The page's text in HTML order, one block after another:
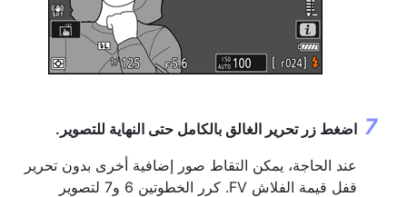
اضغط زر تحرير الغالق بالكامل حتى النهاية للتصوير.
عند الحاجة، يمكن التقاط صور إضافية أخرى بدون تحرير
قفل قيمة الفلاش FV. كرر الخطوتين 6 و7 لتصوير